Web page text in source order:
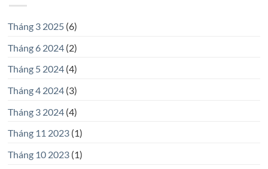
Tháng 3 2025(6)
Tháng 6 2024(2)
Tháng 5 2024(4)
Tháng 4 2024(3)
Tháng 3 2024(4)
Tháng 11 2023(1)
Tháng 10 2023(1)